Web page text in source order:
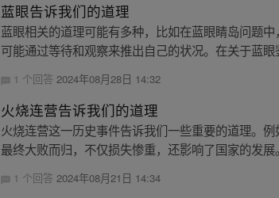
蓝眼告诉我们的道理
蓝眼相关的道理可能有多种，比如在蓝眼睛岛问题
可能通过等待和观察来推出自己的状况。在关于蓝
1 个回答2024年08月28日 14:32
火烧连营告诉我们的道理
火烧连营这一历史事件告诉我们一些重要的道理。
最终大败而归，不仅损失惨重，还影响了国家的发
1 个回答2024年08月21日 14:34